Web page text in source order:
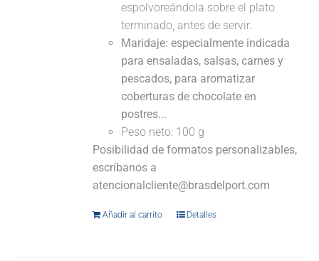
espolvoreándola sobre el plato
terminado, antes de servir.
Maridaje: especialmente indicada
para ensaladas, salsas, carnes y
pescados, para aromatizar
coberturas de chocolate en
postres...
Peso neto: 100 g
Posibilidad de formatos personalizables,
escríbanos a
atencionalcliente@brasdelport.com
Añadir al carrito Detalles